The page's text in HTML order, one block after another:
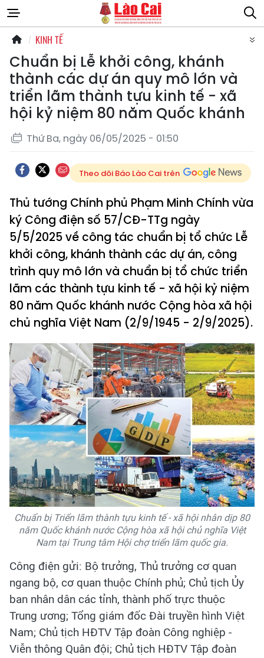
KINH TẾ
Chuẩn bị Lễ khởi công, khánh
thành các dự án quy mô lớn và
triển lãm thành tựu kinh tế - xã
hội kỷ niệm 80 năm Quốc khánh
Thứ Ba, ngày 06/05/2025 - 01:50
Theo dõi Báo Lào Cai trên
Thủ tướng Chính phủ Phạm Minh Chính vừa
ký Công điện số 57/CĐ-TTg ngày
5/5/2025 về công tác chuẩn bị tổ chức Lễ
khởi công, khánh thành các dự án, công
trình quy mô lớn và chuẩn bị tổ chức triển
lãm các thành tựu kinh tế - xã hội kỷ niệm
80 năm Quốc khánh nước Cộng hòa xã hội
chủ nghĩa Việt Nam (2/9/1945 - 2/9/2025).
Chuẩn bị Triển lãm thành tựu kinh tế - xã hội nhân dịp 80
năm Quốc khánh nước Cộng hòa xã hội chủ nghĩa Việt
Nam tại Trung tâm Hội chợ triển lãm quốc gia.
Công điện gửi: Bộ trưởng, Thủ trưởng cơ quan
ngang bộ, cơ quan thuộc Chính phủ; Chủ tịch Ủy
ban nhân dân các tỉnh, thành phố trực thuộc
Trung ương; Tổng giám đốc Đài truyền hình Việt
Nam; Chủ tịch HĐTV Tập đoàn Công nghiệp -
Viễn thông Quân đội; Chủ tịch HĐTV Tập đoàn